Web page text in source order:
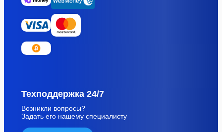
Техподдержка 24/7
Возникли вопросы?
Задать его нашему специалисту